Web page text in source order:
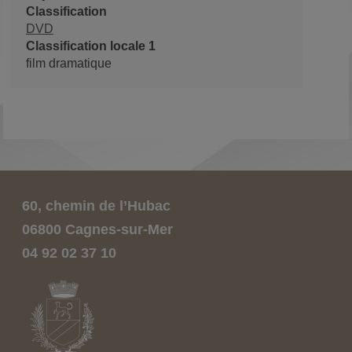
Classification
DVD
Classification locale 1
film dramatique
60, chemin de l’Hubac
06800 Cagnes-sur-Mer
04 92 02 37 10